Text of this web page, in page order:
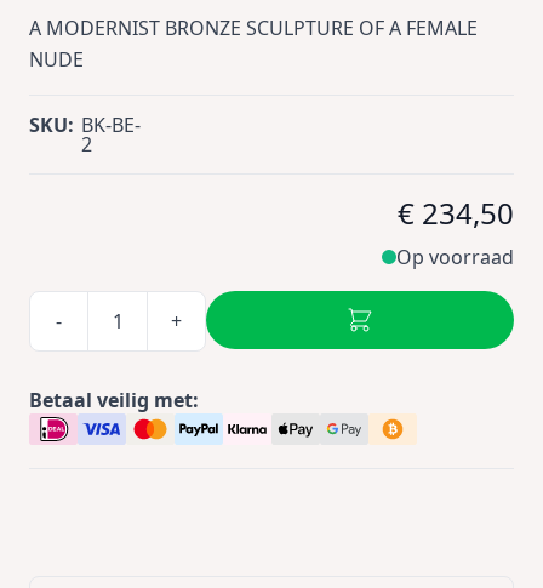
A MODERNIST BRONZE SCULPTURE OF A FEMALE
NUDE
SKU: BK-BE-
2
€ 234,50
Op voorraad
- +
Betaal veilig met: